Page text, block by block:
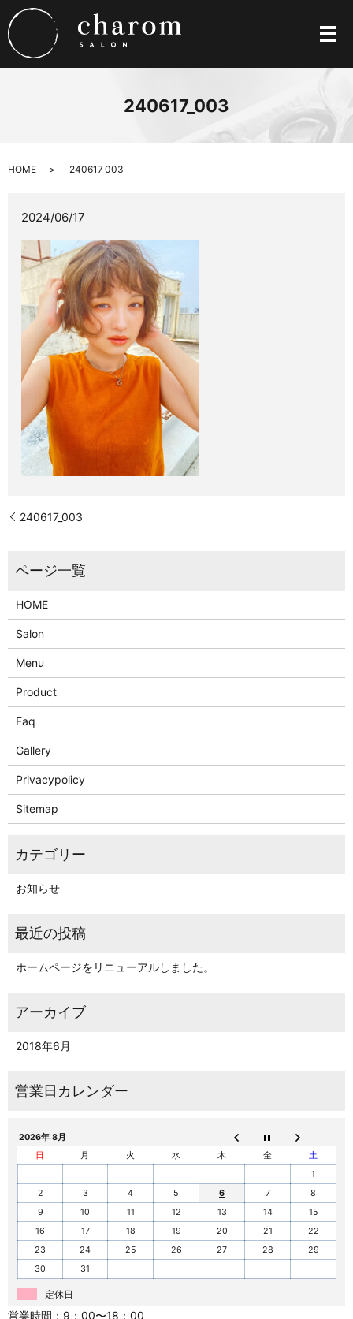
メ
240617_003
HOME 240617_003
2024/06/17
240617_003
HOME
Salon
Menu
Product
Faq
Gallery
Privacypolicy
Sitemap
お知らせ
ホームページをリニューアルしました。
2018年6月
2026年 8月
日
月 火 水 木 金
土
1
2
3 4 5 6 7
8
9
10 11 12 13 14
15
16
17 18 19 20 21
22
23
24 25 26 27 28
29
30
31
定休日
営業時間：9：00〜18：00